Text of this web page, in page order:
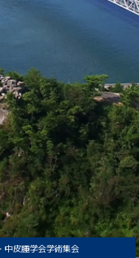
皮腫学会学術集会